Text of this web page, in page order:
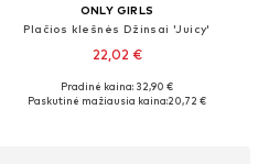
ONLY GIRLS
Plačios klešnės Džinsai 'Juicy'
22,02 €
Yra daugybė dydžių
Pradinė kaina: 32,90 €
Paskutinė mažiausia kaina:20,72 €